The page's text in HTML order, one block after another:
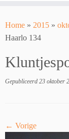
to
content
Home » 2015 »
Haarlo 134
Gepubliceerd 23 oktober
← Vorige